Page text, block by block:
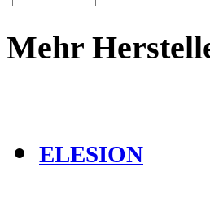
Mehr
ELESION